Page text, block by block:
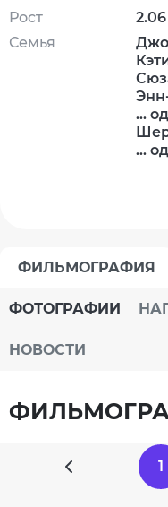
Рост
Семья
...
...
ФИЛЬМОГРАФИЯ
ФОТОГРАФИИ
НОВОСТИ
1